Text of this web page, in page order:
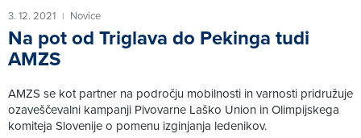
3. 12. 2021 | Novice
Na pot od Triglava do Pekinga tudi
AMZS
AMZS se kot partner na področju mobilnosti in varnosti pridružuje
ozaveščevalni kampanji Pivovarne Laško Union in Olimpijskega
komiteja Slovenije o pomenu izginjanja ledenikov.